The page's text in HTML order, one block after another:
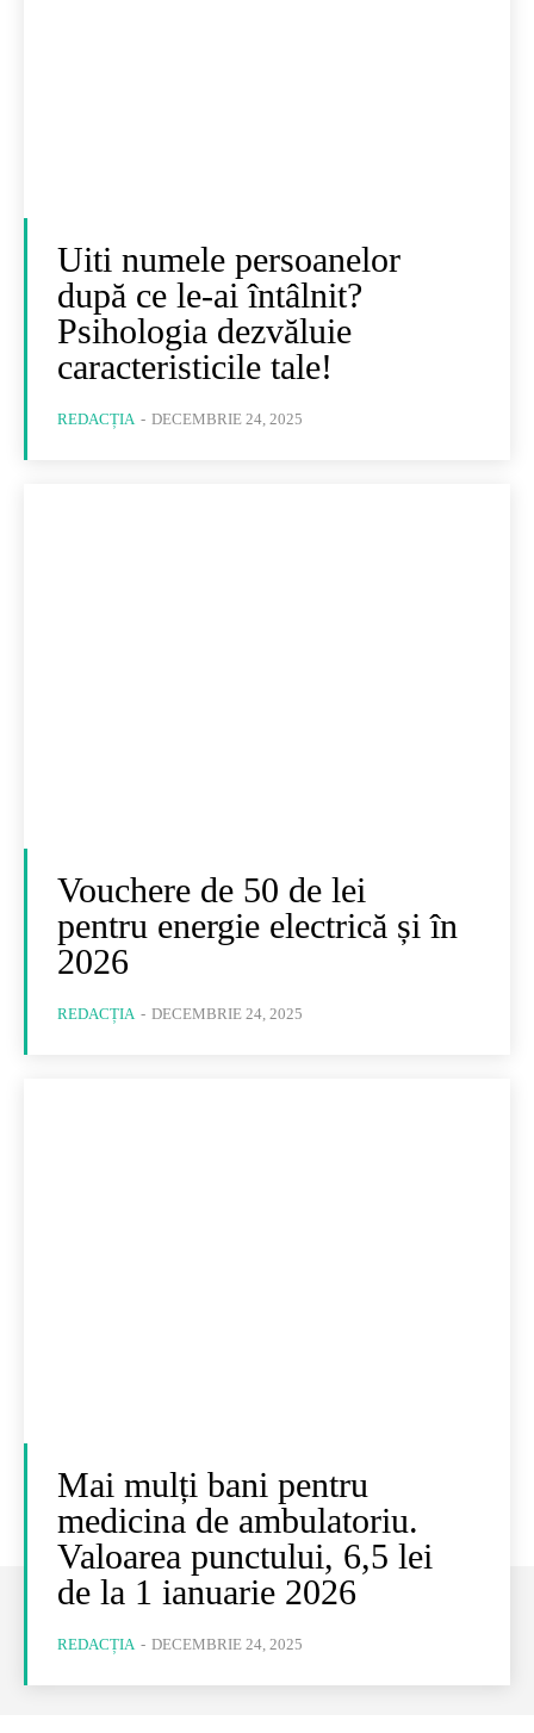
Uiti numele persoanelor
după ce le-ai întâlnit?
Psihologia dezvăluie
caracteristicile tale!
REDACȚIA - DECEMBRIE 24, 2025
Vouchere de 50 de lei
pentru energie electrică și în
2026
REDACȚIA - DECEMBRIE 24, 2025
Mai mulți bani pentru
medicina de ambulatoriu.
Valoarea punctului, 6,5 lei
de la 1 ianuarie 2026
REDACȚIA - DECEMBRIE 24, 2025